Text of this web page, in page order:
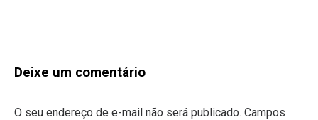
Deixe um comentário
O seu endereço de e-mail não será publicado. Campos